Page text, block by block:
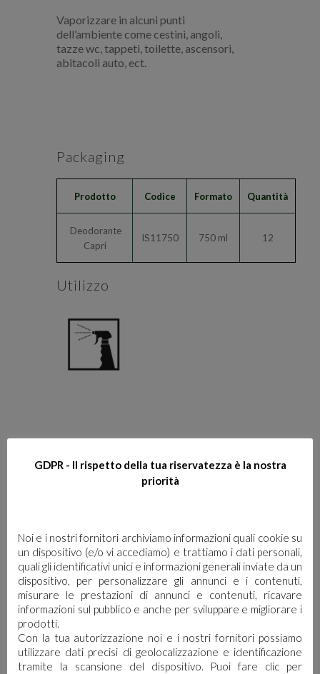
Vaporizzare in alcuni punti
dell’ambiente come cestini, angoli,
tazze wc, tappeti, toilette, ascensori,
abitacoli auto, ect.
Packaging
Prodotto Codice Formato Quantità
Deodorante
Capri
IS11750 750 ml 12
Utilizzo
GDPR - Il rispetto della tua riservatezza è la nostra
priorità
Noi e i nostri fornitori archiviamo informazioni quali cookie su
un dispositivo (e/o vi accediamo) e trattiamo i dati personali,
quali gli identificativi unici e informazioni generali inviate da un
dispositivo, per personalizzare gli annunci e i contenuti,
misurare le prestazioni di annunci e contenuti, ricavare
informazioni sul pubblico e anche per sviluppare e migliorare i
prodotti.
Con la tua autorizzazione noi e i nostri fornitori possiamo
utilizzare dati precisi di geolocalizzazione e identificazione
tramite la scansione del dispositivo. Puoi fare clic per